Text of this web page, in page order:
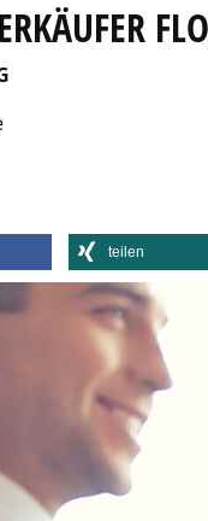
teilen